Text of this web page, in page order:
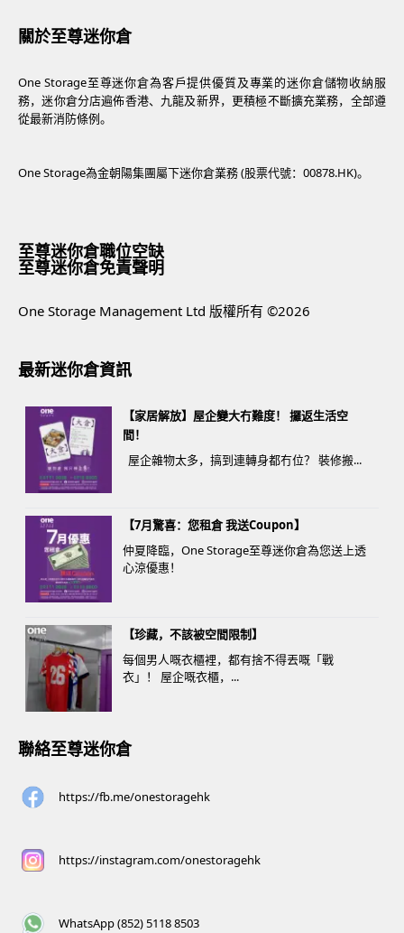
關於至尊迷你倉
One Storage至尊迷你倉為客戶提供優質及專業的迷你倉儲物收納服
務，迷你倉分店遍佈香港、九龍及新界，更積極不斷擴充業務，全部遵
從最新消防條例。
One Storage為金朝陽集團屬下迷你倉業務 (股票代號：00878.HK)。
至尊迷你倉職位空缺
至尊迷你倉免責聲明
One Storage Management Ltd 版權所有 ©2026
最新迷你倉資訊
【家居解放】屋企變大冇難度！ 攞返生活空
間！
屋企雜物太多，搞到連轉身都冇位？ 裝修搬...
【7月驚喜：您租倉 我送Coupon】
仲夏降臨，One Storage至尊迷你倉為您送上透
心涼優惠！
【珍藏，不該被空間限制】
每個男人嘅衣櫃裡，都有捨不得丟嘅「戰
衣」！ 屋企嘅衣櫃，...
聯絡至尊迷你倉
https://fb.me/onestoragehk
https://instagram.com/onestoragehk
WhatsApp (852) 5118 8503